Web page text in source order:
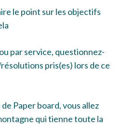
le point sur les objectifs
par service, questionnez-
pris(es) lors de ce
Paper board, vous allez
qui tienne toute la